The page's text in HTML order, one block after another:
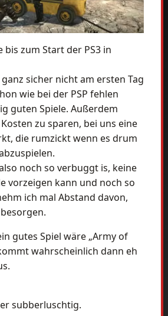
bis zum Start der PS3 in
sicher nicht am ersten Tag
wie bei der PSP fehlen
guten Spiele. Außerdem
zu sparen, bei uns eine
die rumzickt wenn es drum
noch so verbuggt is, keine
vorzeigen kann und noch so
ich mal Abstand davon,
gutes Spiel wäre „Army of
wahrscheinlich dann eh
subberluschtig.